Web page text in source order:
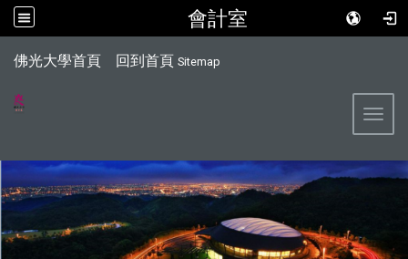
會計室
佛光大學首頁 回到首頁 Sitemap